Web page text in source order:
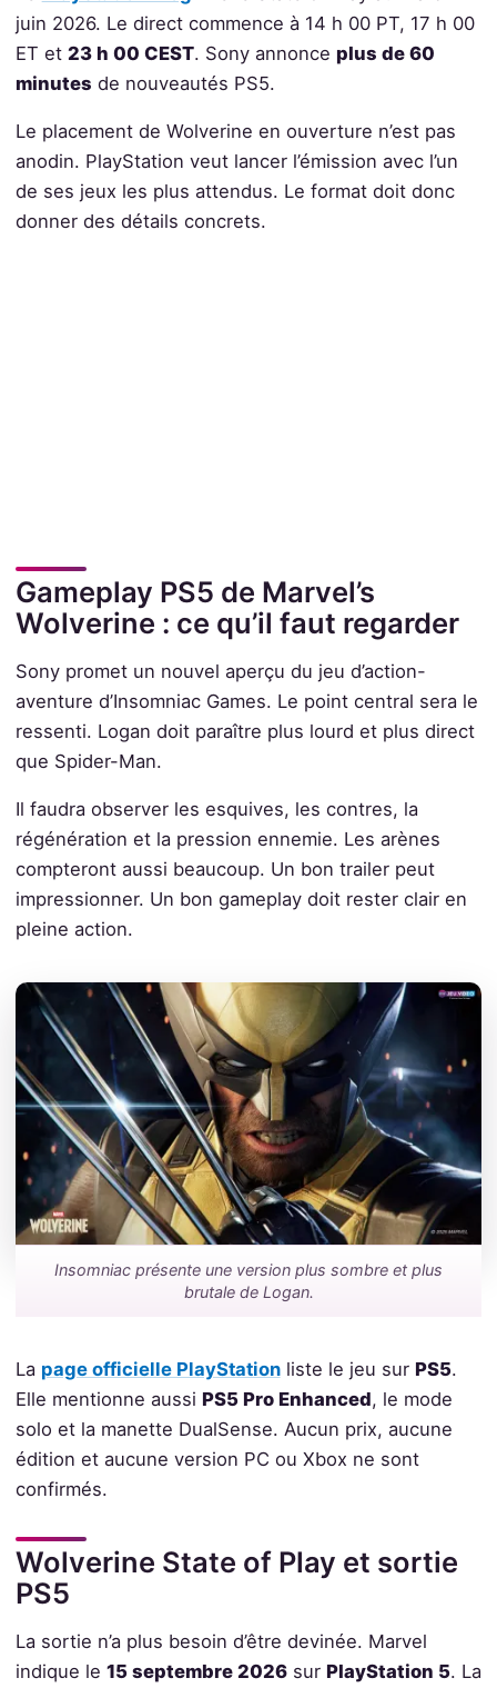
juin 2026. Le direct commence à 14 h 00 PT, 17 h 00
ET et 23 h 00 CEST. Sony annonce plus de 60
minutes de nouveautés PS5.
Le placement de Wolverine en ouverture n’est pas
anodin. PlayStation veut lancer l’émission avec l’un
de ses jeux les plus attendus. Le format doit donc
donner des détails concrets.
Gameplay PS5 de Marvel’s
Wolverine : ce qu’il faut regarder
Sony promet un nouvel aperçu du jeu d’action-
aventure d’Insomniac Games. Le point central sera le
ressenti. Logan doit paraître plus lourd et plus direct
que Spider-Man.
Il faudra observer les esquives, les contres, la
régénération et la pression ennemie. Les arènes
compteront aussi beaucoup. Un bon trailer peut
impressionner. Un bon gameplay doit rester clair en
pleine action.
Insomniac présente une version plus sombre et plus
brutale de Logan.
La page officielle PlayStationliste le jeu sur PS5.
Elle mentionne aussi PS5 Pro Enhanced, le mode
solo et la manette DualSense. Aucun prix, aucune
édition et aucune version PC ou Xbox ne sont
confirmés.
Wolverine State of Play et sortie
PS5
La sortie n’a plus besoin d’être devinée. Marvel
indique le 15 septembre 2026sur PlayStation 5. La